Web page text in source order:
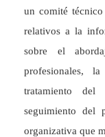
un comité técnico
relativos a la
sobre el
profesionales,
tratamiento
seguimiento del
organizativa que